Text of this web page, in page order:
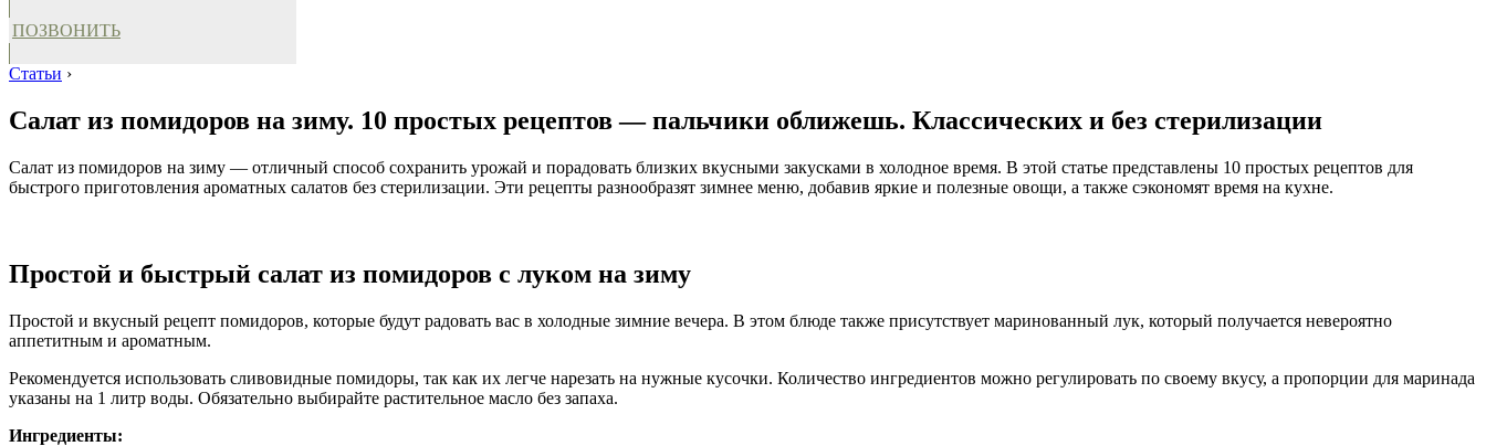
ПОЗВОНИТЬ
Статьи ›
Салат из помидоров на зиму. 10 простых рецептов — пальчики оближешь. Классических и без стерилизации
Салат из помидоров на зиму — отличный способ сохранить урожай и порадовать близких вкусными закусками в холодное время. В этой статье представлены 10 простых рецептов для
быстрого приготовления ароматных салатов без стерилизации. Эти рецепты разнообразят зимнее меню, добавив яркие и полезные овощи, а также сэкономят время на кухне.
Простой и быстрый салат из помидоров с луком на зиму
Простой и вкусный рецепт помидоров, которые будут радовать вас в холодные зимние вечера. В этом блюде также присутствует маринованный лук, который получается невероятно
аппетитным и ароматным.
Рекомендуется использовать сливовидные помидоры, так как их легче нарезать на нужные кусочки. Количество ингредиентов можно регулировать по своему вкусу, а пропорции для маринада
указаны на 1 литр воды. Обязательно выбирайте растительное масло без запаха.
Ингредиенты: